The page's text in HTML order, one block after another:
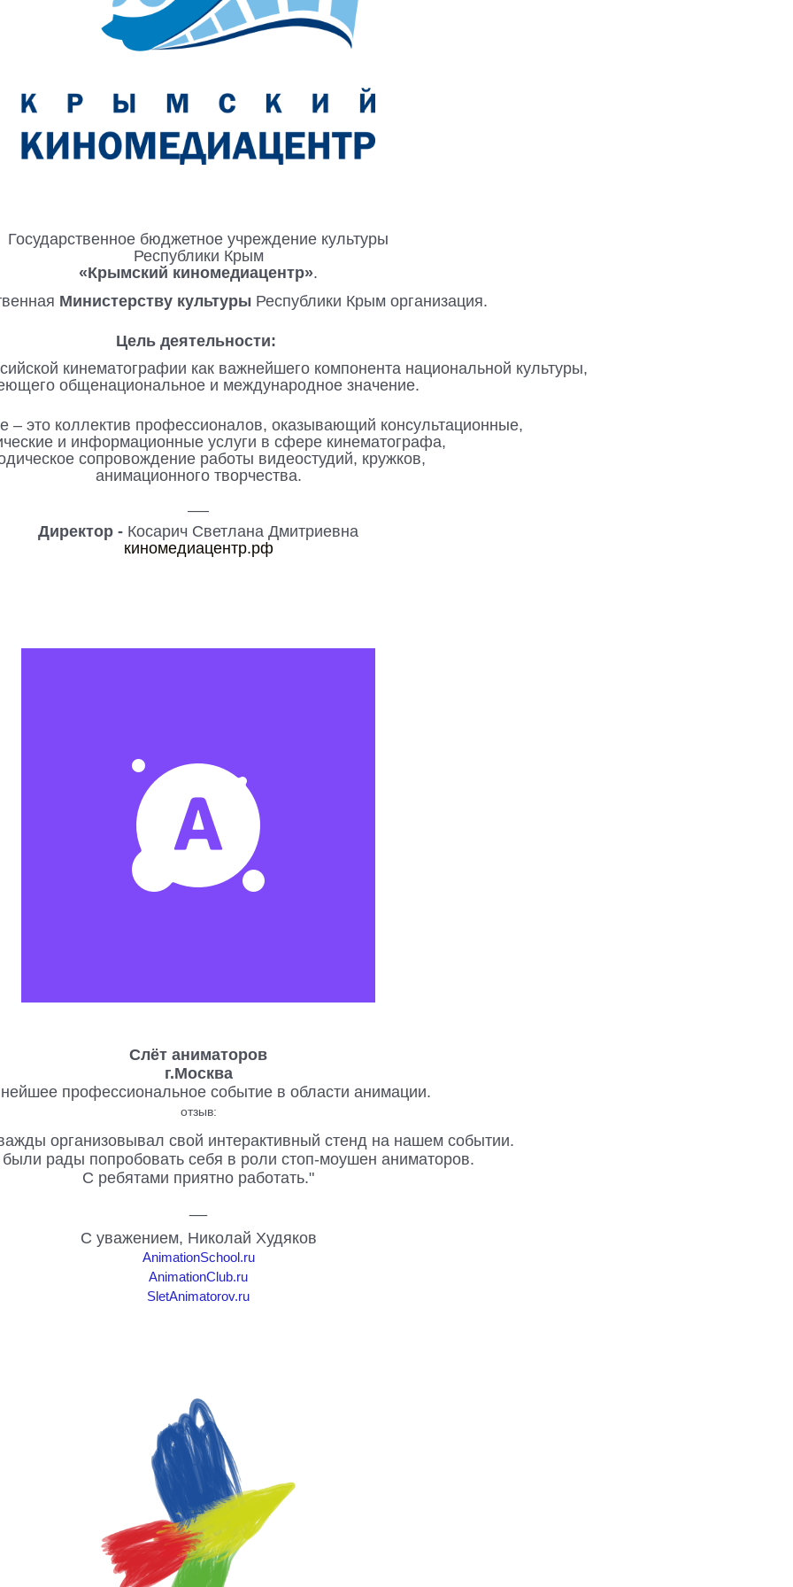
Государственное бюджетное учреждение культуры
Республики Крым
«Крымский киномедиацентр».
Министерству культуры Республики Крым организация.
Цель деятельности:
кинематографии как важнейшего компонента национальной культуры,
общенациональное и международное значение.
– это коллектив профессионалов, оказывающий консультационные,
и информационные услуги в сфере кинематографа,
сопровождение работы видеостудий, кружков,
анимационного творчества.
Директор - Косарич Светлана Дмитриевна
киномедиацентр.рф
Слёт аниматоров
г.Москва
профессиональное событие в области анимации.
отзыв:
организовывал свой интерактивный стенд на нашем событии.
были рады попробовать себя в роли стоп-моушен аниматоров.
С ребятами приятно работать."
С уважением, Николай Худяков
AnimationSchool.ru
AnimationClub.ru
SletAnimatorov.ru